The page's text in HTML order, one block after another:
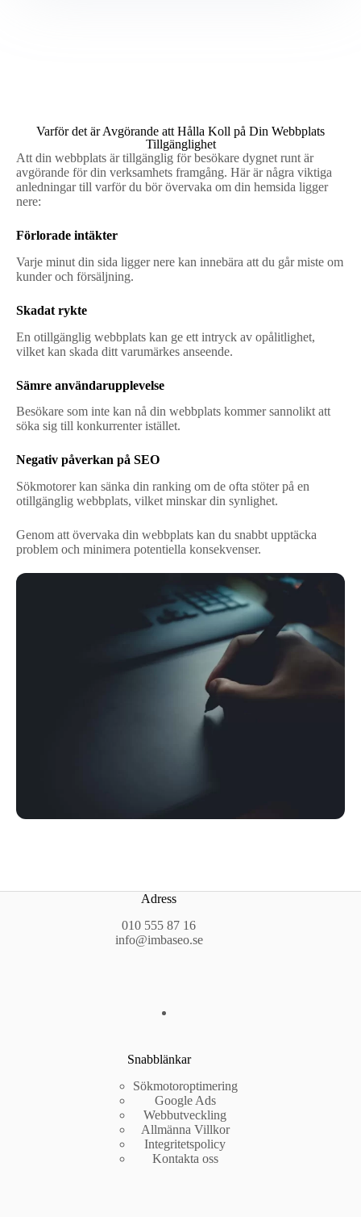
Varför det är Avgörande att Hålla Koll på Din Webbplats
Tillgänglighet
Att din webbplats är tillgänglig för besökare dygnet runt är
avgörande för din verksamhets framgång. Här är några viktiga
anledningar till varför du bör övervaka om din hemsida ligger
nere:
Förlorade intäkter
Varje minut din sida ligger nere kan innebära att du går miste om
kunder och försäljning.
Skadat rykte
En otillgänglig webbplats kan ge ett intryck av opålitlighet,
vilket kan skada ditt varumärkes anseende.
Sämre användarupplevelse
Besökare som inte kan nå din webbplats kommer sannolikt att
söka sig till konkurrenter istället.
Negativ påverkan på SEO
Sökmotorer kan sänka din ranking om de ofta stöter på en
otillgänglig webbplats, vilket minskar din synlighet.
Genom att övervaka din webbplats kan du snabbt upptäcka
problem och minimera potentiella konsekvenser.
Adress
010 555 87 16
info@imbaseo.se
Snabblänkar
Sökmotoroptimering
Google Ads
Webbutveckling
Allmänna Villkor
Integritetspolicy
Kontakta oss